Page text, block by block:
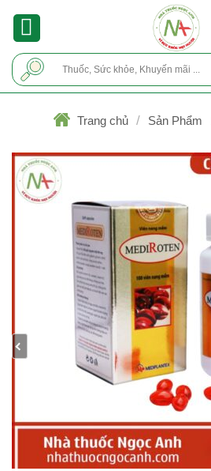
Trang chủ / Sản Phẩm